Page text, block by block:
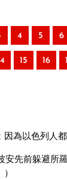
4 5 6
15 16
為以色列人
安先前躲避所